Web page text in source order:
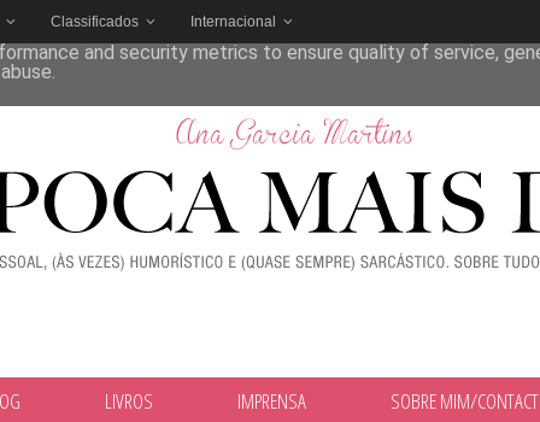
Classificados Internacional
LIVROS IMPRENSA SOBRE MIM/
its services and to analyze traffic. Your IP address and
and security metrics to ensure quality of service,